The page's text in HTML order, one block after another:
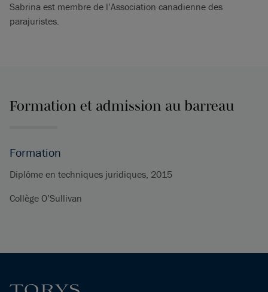
Sabrina est membre de l’Association canadienne des
parajuristes.
Formation et admission au barreau
Formation
Diplôme en techniques juridiques, 2015
Collège O’Sullivan